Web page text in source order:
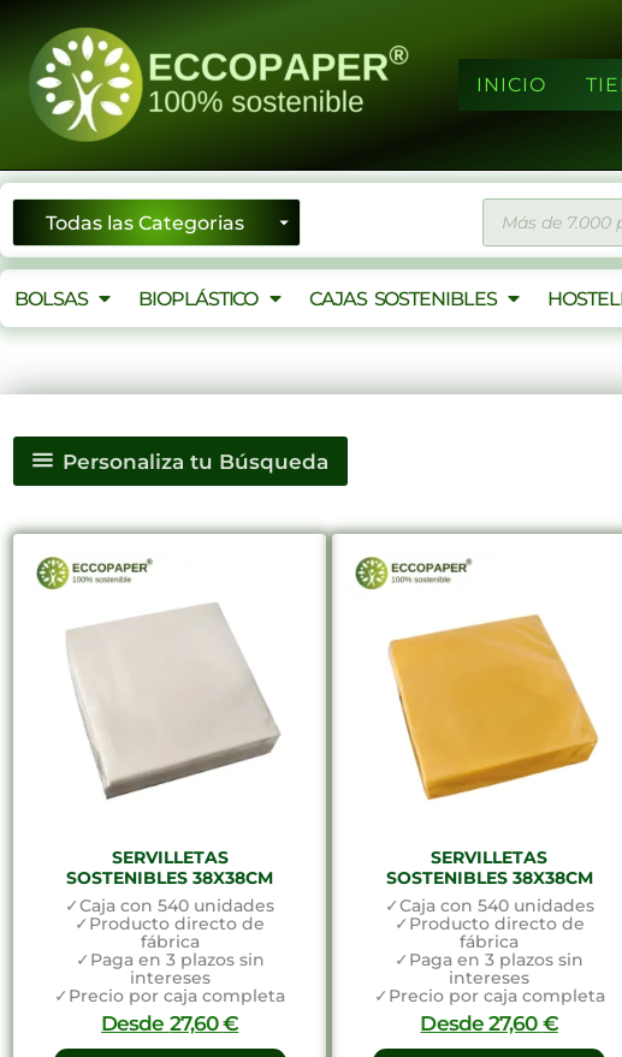
contenido
INICIO
de
productos
BOLSAS BIOPLÁSTICO CAJAS SOSTENIBLES
Personaliza tu Búsqueda
SERVILLETAS
SOSTENIBLES 38X38CM
✓Caja con 540 unidades
✓Producto directo de
fábrica
✓Paga en 3 plazos sin
intereses
✓Precio por caja completa
Desde 27,60€
SERVILLETAS
SOSTENIBLES 38X38CM
✓Caja con 540 unidades
✓Producto directo de
fábrica
✓Paga en 3 plazos sin
intereses
✓Precio por caja completa
Desde27,60 €